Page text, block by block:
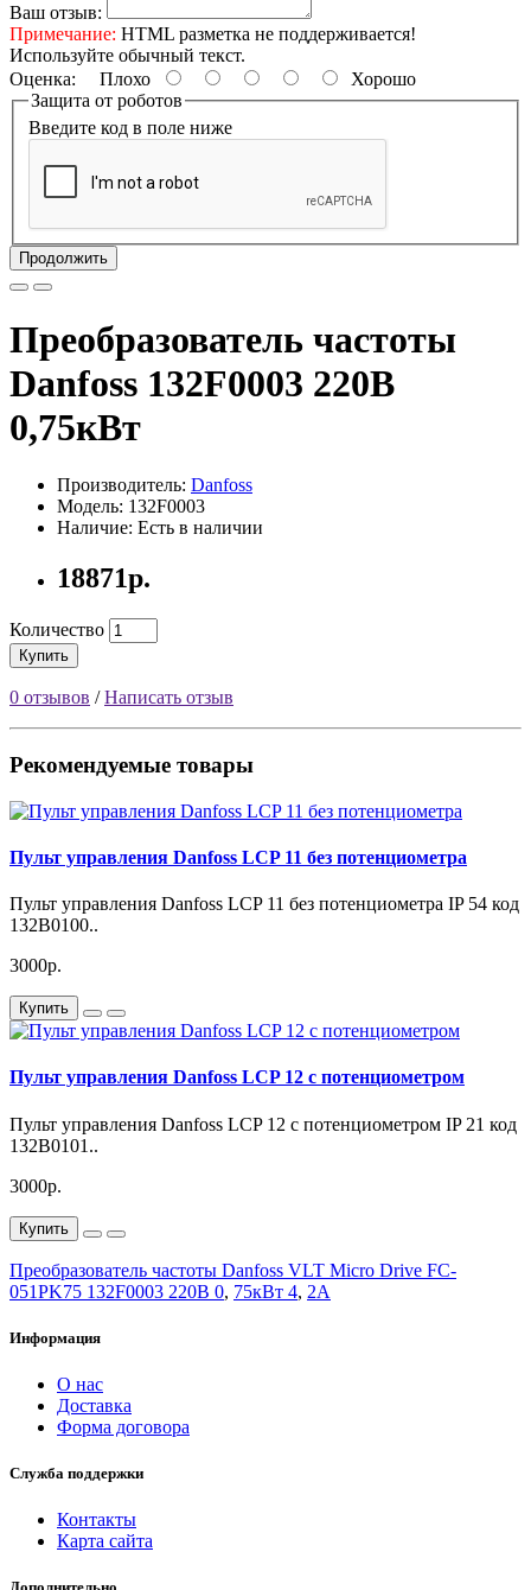
Ваш отзыв:
Примечание: HTML разметка не поддерживается!
Используйте обычный текст.
Оценка: Плохо
Хорошо
Защита от роботов
Введите код в поле ниже
Продолжить
Преобразователь частоты
Danfoss 132F0003 220В
0,75кВт
Производитель: Danfoss
Модель: 132F0003
Наличие: Есть в наличии
18871р.
Количество
Купить
0 отзывов /Написать отзыв
Рекомендуемые товары
Пульт управления Danfoss LCP 11 без потенциометра
Пульт управления Danfoss LCP 11 без потенциометра IP 54 код
132B0100..
3000р.
Купить
Пульт управления Danfoss LCP 12 с потенциометром
Пульт управления Danfoss LCP 12 с потенциометром IP 21 код
132B0101..
3000р.
Купить
Преобразователь частоты Danfoss VLT Micro Drive FC-
051PK75 132F0003 220В 0, 75кВт 4, 2А
Информация
О нас
Доставка
Форма договора
Служба поддержки
Контакты
Карта сайта